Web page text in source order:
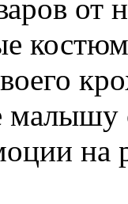
малышу
на